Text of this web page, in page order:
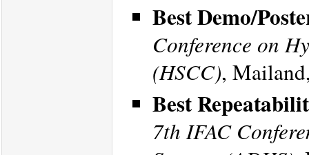
Best Demo/
Conference on
(HSCC),
Best
7th IFAC